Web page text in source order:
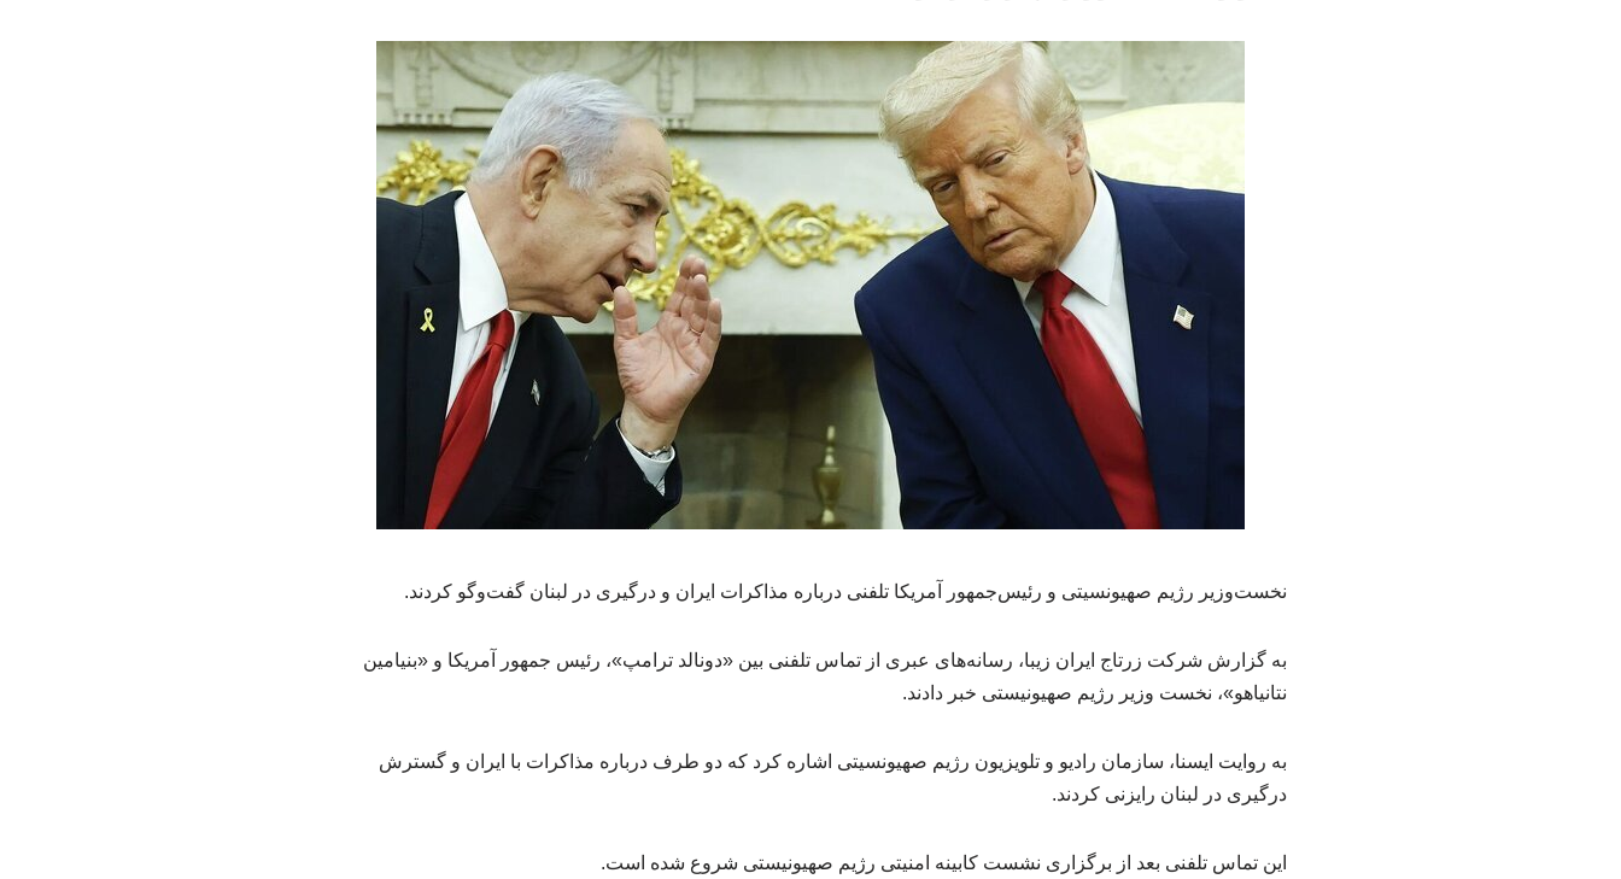
نخست‌وزیر رژیم صهیونسیتی و رئیس‌جمهور آمریکا تلفنی درباره مذاکرات ایران و درگیری در لبنان گفت‌وگو کردند.
به گزارش شرکت زرتاج ایران زیبا، رسانه‌های عبری از تماس تلفنی بین «دونالد ترامپ»، رئیس جمهور آمریکا و «بنیامین
نتانیاهو»، نخست وزیر رژیم صهیونیستی خبر دادند.
به روایت ایسنا، سازمان رادیو و تلویزیون رژیم صهیونسیتی اشاره کرد که دو طرف درباره مذاکرات با ایران و گسترش
درگیری در لبنان رایزنی کردند.
این تماس تلفنی بعد از برگزاری نشست کابینه امنیتی رژیم صهیونیستی شروع شده است.